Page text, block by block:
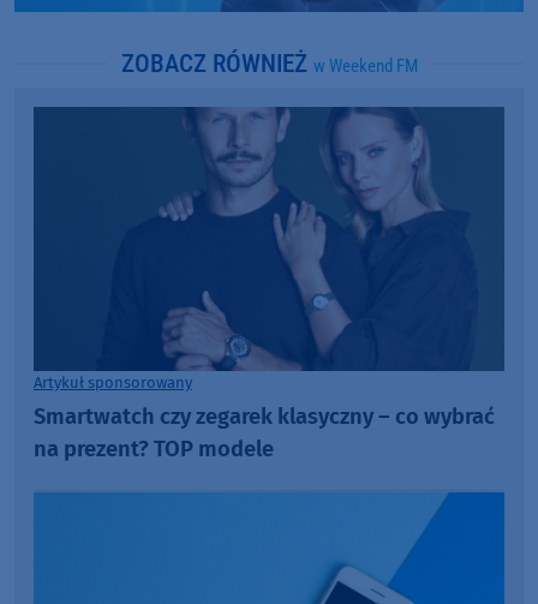
ZOBACZ RÓWNIEŻ w Weekend FM
Artykuł sponsorowany
Smartwatch czy zegarek klasyczny – co wybrać
na prezent? TOP modele